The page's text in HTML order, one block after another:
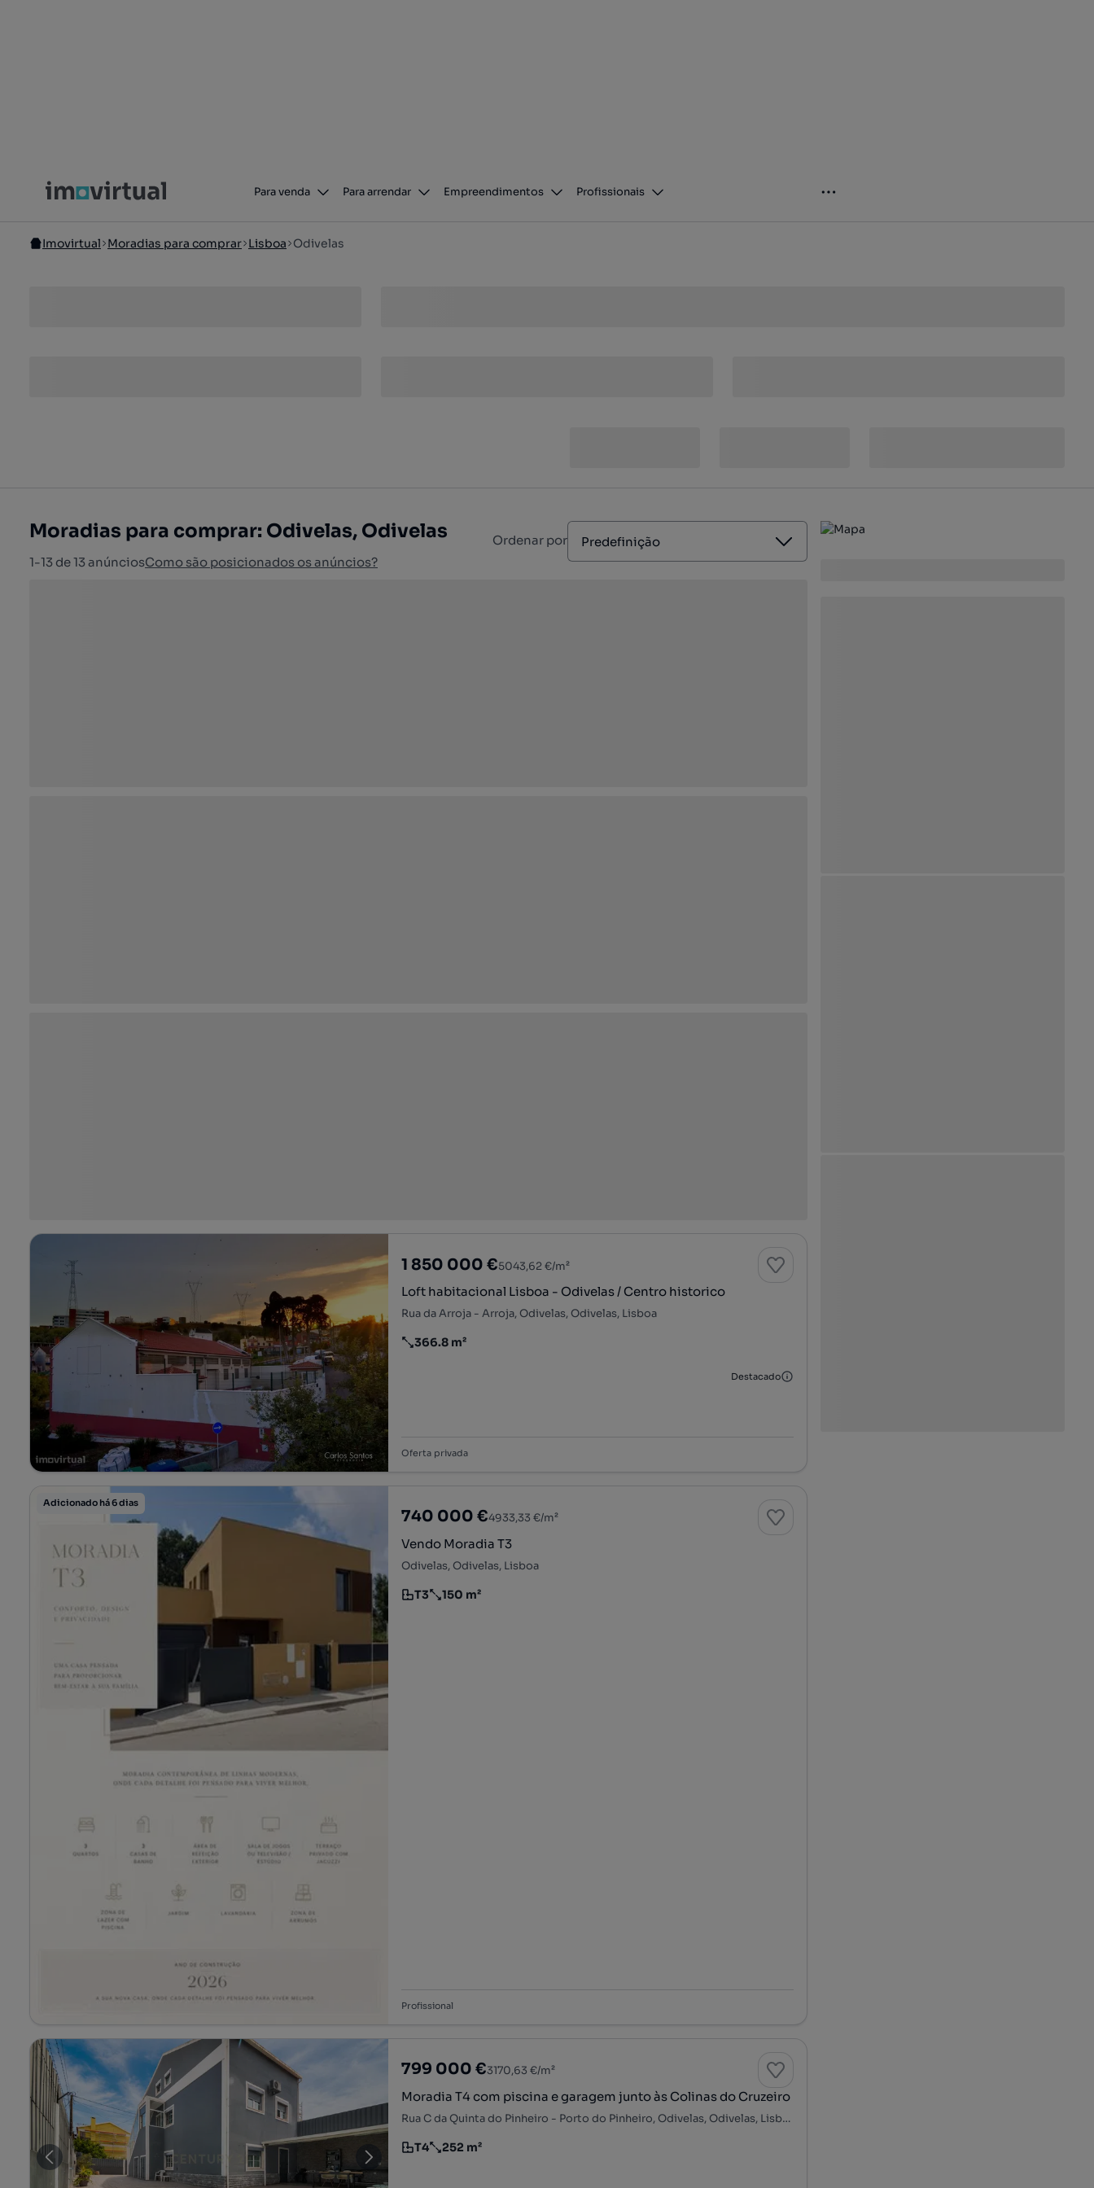
Para venda Para arrendar Empreendimentos Profissionais
Imovirtual Moradias para comprar Lisboa Odivelas
Moradias para comprar: Odivelas, Odivelas
1-13 de 13 anúnciosComo são posicionados os anúncios?
Ordenar por Predefinição
1 850 000 €5043,62 €/m²
Loft habitacional Lisboa - Odivelas / Centro historico
Rua da Arroja - Arroja, Odivelas, Odivelas, Lisboa
Preço por metro quadrado
366.8 m²
Destacado
Oferta privada
Adicionado há 6 dias
740 000 €4933,33 €/m²
Vendo Moradia T3
Odivelas, Odivelas, Lisboa
Tipologia
T3
Preço por metro quadrado
150 m²
Profissional
799 000 €3170,63 €/m²
Moradia T4 com piscina e garagem junto às Colinas do Cruzeiro
Rua C da Quinta do Pinheiro - Porto do Pinheiro, Odivelas, Odivelas, Lisboa
Tipologia
T4
Preço por metro quadrado
252 m²